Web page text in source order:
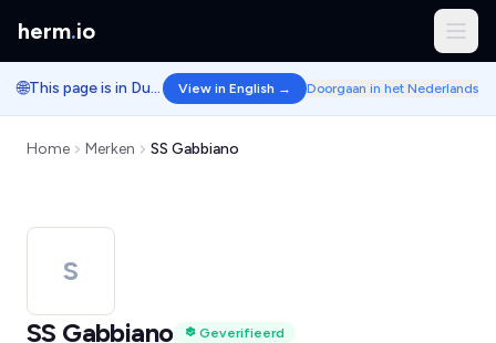
herm.io
🌐 This page is in Dutch. View in English → Doorgaan in het Nederlands
Home Merken SS Gabbiano
S
SS Gabbiano
Geverifieerd